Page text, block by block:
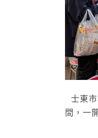
士東
間，一